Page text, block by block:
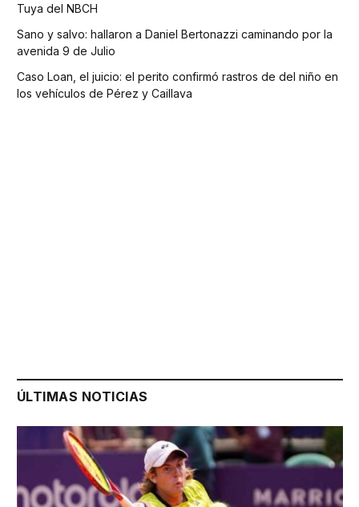
Tuya del NBCH
Sano y salvo: hallaron a Daniel Bertonazzi caminando por la
avenida 9 de Julio
Caso Loan, el juicio: el perito confirmó rastros de del niño en
los vehículos de Pérez y Caillava
ÚLTIMAS NOTICIAS